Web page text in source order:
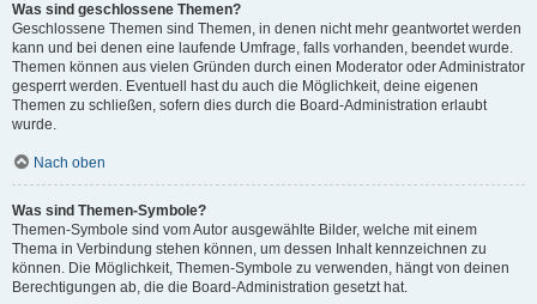
Was sind geschlossene Themen?
Geschlossene Themen sind Themen, in denen nicht mehr geantwortet werden
kann und bei denen eine laufende Umfrage, falls vorhanden, beendet wurde.
Themen können aus vielen Gründen durch einen Moderator oder Administrator
gesperrt werden. Eventuell hast du auch die Möglichkeit, deine eigenen
Themen zu schließen, sofern dies durch die Board-Administration erlaubt
wurde.
Nach oben
Was sind Themen-Symbole?
Themen-Symbole sind vom Autor ausgewählte Bilder, welche mit einem
Thema in Verbindung stehen können, um dessen Inhalt kennzeichnen zu
können. Die Möglichkeit, Themen-Symbole zu verwenden, hängt von deinen
Berechtigungen ab, die die Board-Administration gesetzt hat.